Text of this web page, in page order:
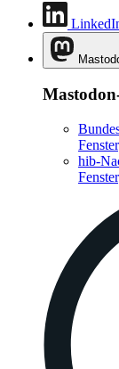
hib-